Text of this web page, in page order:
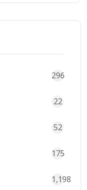
296
22
52
175
1,198